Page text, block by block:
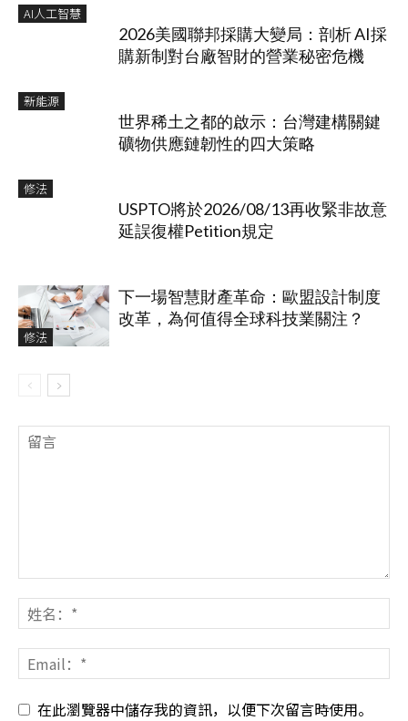
AI人工智慧
2026美國聯邦採購大變局：剖析 AI採
購新制對台廠智財的營業秘密危機
新能源
世界稀土之都的啟示：台灣建構關鍵
礦物供應鏈韌性的四大策略
修法
USPTO將於2026/08/13再收緊非故意
延誤復權Petition規定
修法
下一場智慧財產革命：歐盟設計制度
改革，為何值得全球科技業關注？
在此瀏覽器中儲存我的資訊，以便下次留言時使用。